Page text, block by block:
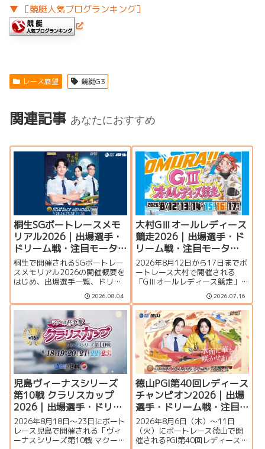
▼ ［競艇人気ブログランキング］
レース展望 競艇G3
関連記事 あなたにおすすめ
桐生SGボートレースメモ
リアル2026｜出場選手・
ドリーム戦・注目モータ
ー・イベント情報まとめ
桐生で開催されるSGボートレー
スメモリアル2026の開催概要を
はじめ、出場選手一覧、ドリー
ム戦、注目モーター、水面特
徴、イベント情報を詳しく紹
介。峰竜太、毒島誠、定松勇樹
らトップレーサーが集結する真
夏のSGの見どころを徹底解説し
ます。
2026.08.04
大村GⅢオールレディース
競走2026｜出場選手・ド
リーム戦・注目モータ
ー・イベント情報まとめ
2026年8月12日から17日までボ
ートレース大村で開催される
「GⅢオールレディース競走」の
特集ページです。シリーズ展
望、出場選手一覧、発祥地ドリ
ーム、注目モーター、大村水面
の攻略ポイント、イベント情報
まで詳しく紹介します。
2026.07.16
児島ヴィーナスシリーズ
第10戦 クラリスカップ
2026｜出場選手・ドリー
ム戦・注目モーター・イ
ベント情報まとめ
2026年8月18日～23日にボート
レース児島で開催される「ヴィ
ーナスシリーズ第10戦 マクール
徳山PGI第40回レディース
チャンピオン2026｜出場
選手・ドリーム戦・注目
モーター・イベント情報
まとめ
2026年8月6日（木）～11日
（火）にボートレース徳山で開
催されるPGI第40回レディースチ